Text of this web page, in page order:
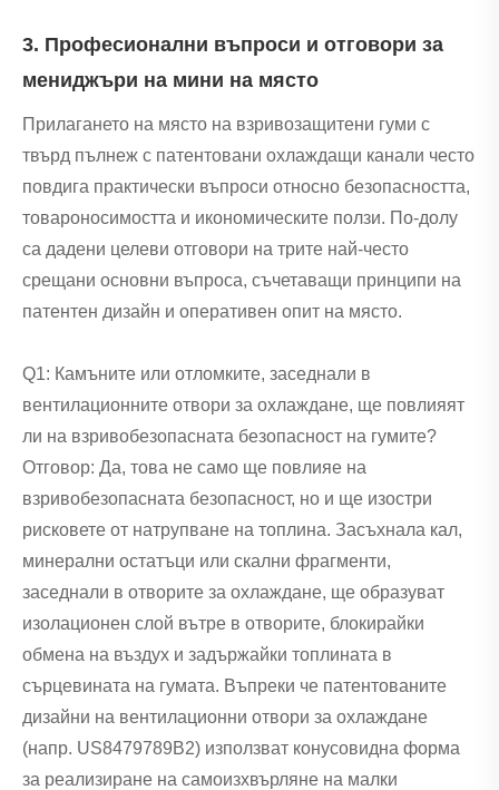
3. Професионални въпроси и отговори за
мениджъри на мини на място
Прилагането на място на взривозащитени гуми с
твърд пълнеж с патентовани охлаждащи канали често
повдига практически въпроси относно безопасността,
товароносимостта и икономическите ползи. По-долу
са дадени целеви отговори на трите най-често
срещани основни въпроса, съчетаващи принципи на
патентен дизайн и оперативен опит на място.
Q1: Камъните или отломките, заседнали в
вентилационните отвори за охлаждане, ще повлияят
ли на взривобезопасната безопасност на гумите?
Отговор: Да, това не само ще повлияе на
взривобезопасната безопасност, но и ще изостри
рисковете от натрупване на топлина. Засъхнала кал,
минерални остатъци или скални фрагменти,
заседнали в отворите за охлаждане, ще образуват
изолационен слой вътре в отворите, блокирайки
обмена на въздух и задържайки топлината в
сърцевината на гумата. Въпреки че патентованите
дизайни на вентилационни отвори за охлаждане
(напр. US8479789B2) използват конусовидна форма
за реализиране на самоизхвърляне на малки